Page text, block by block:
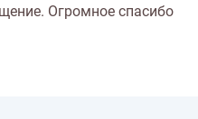
Огромное спасибо